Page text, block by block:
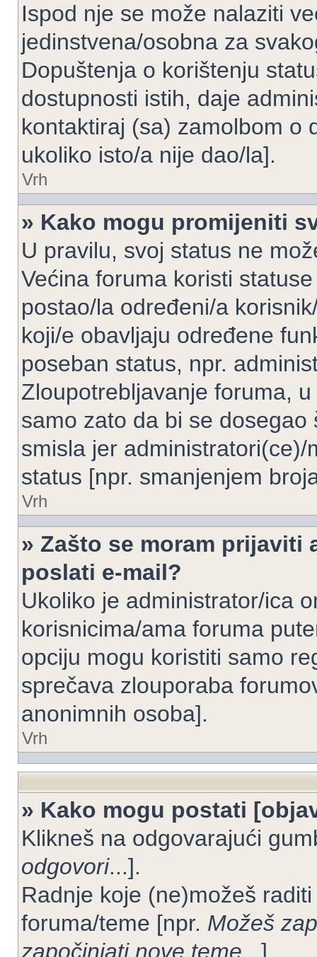
Ispod nje se može nalaziti
jedinstvena/osobna za
Dopuštenja o korištenju
dostupnosti istih, daje
kontaktiraj (sa) zamolbom o
ukoliko isto/a nije dao/la].
Vrh
» Kako mogu promijeniti
U pravilu, svoj status ne
Većina foruma koristi
postao/la određeni/a
koji/e obavljaju određene
poseban status, npr.
Zloupotrebljavanje foruma,
samo zato da bi se
smisla jer
status [npr. smanjenjem
Vrh
» Zašto se moram prijaviti
poslati e-mail?
Ukoliko je administrator/ica
korisnicima/ama foruma
opciju mogu koristiti samo
sprečava zlouporaba
anonimnih osoba].
Vrh
» Kako mogu postati
Klikneš na odgovarajući
odgovori...].
Radnje koje (ne)možeš
foruma/teme [npr. Možeš
započinjati nove teme ...].